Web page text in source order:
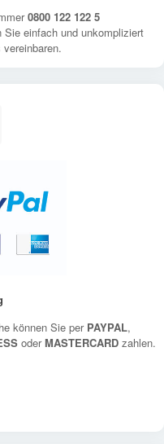
0800 122 122 5
Sie einfach und unkompliziert
können Sie per PAYPAL,
oderMASTERCARD zahlen.